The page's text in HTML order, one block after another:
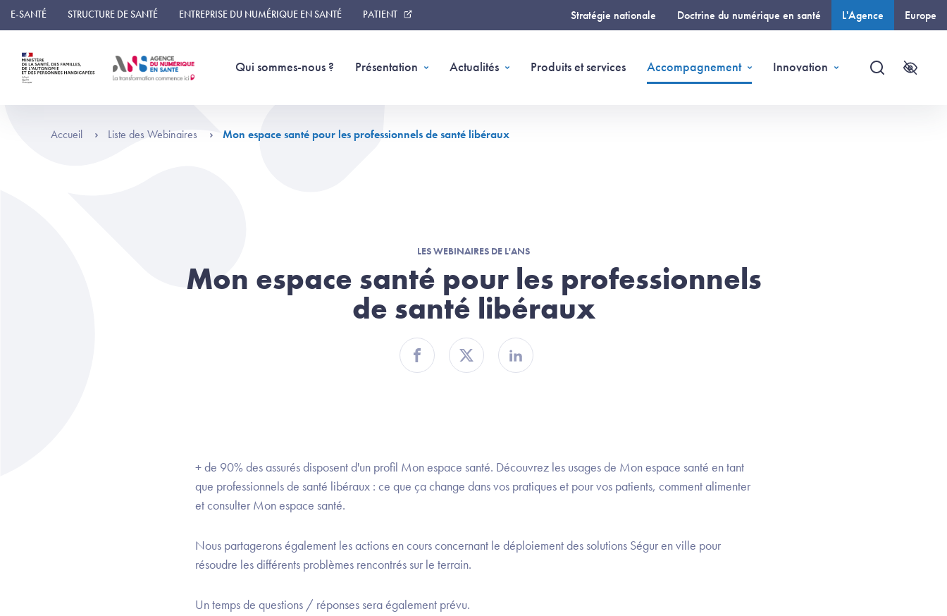
Panneau de gestion des cookies
E-SANTÉ STRUCTURE DE SANTÉ ENTREPRISE DU NUMÉRIQUE EN SANTÉ PATIENT Stratégie nationale Doctrine du numérique en santé L'Agence Europe
Qui sommes-nous ? Présentation Actualités Produits et services Accompagnement Innovation
Recherche
Accueil Liste des Webinaires Mon espace santé pour les professionnels de santé libéraux
LES WEBINAIRES DE L'ANS
Mon espace santé pour les professionnels
de santé libéraux
Partager sur Facebook
Partager sur TwitterPartager sur Linkedin
+ de 90% des assurés disposent d'un profil Mon espace santé. Découvrez les usages de Mon espace santé en tant
que professionnels de santé libéraux : ce que ça change dans vos pratiques et pour vos patients, comment alimenter
et consulter Mon espace santé.
Nous partagerons également les actions en cours concernant le déploiement des solutions Ségur en ville pour
résoudre les différents problèmes rencontrés sur le terrain.
Un temps de questions / réponses sera également prévu.